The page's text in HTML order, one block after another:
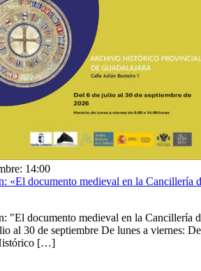
14:00
«El documento medieval en la Cancillería
"El documento medieval en la Cancillería
al 30 de septiembre De lunes a viernes: De
[…]